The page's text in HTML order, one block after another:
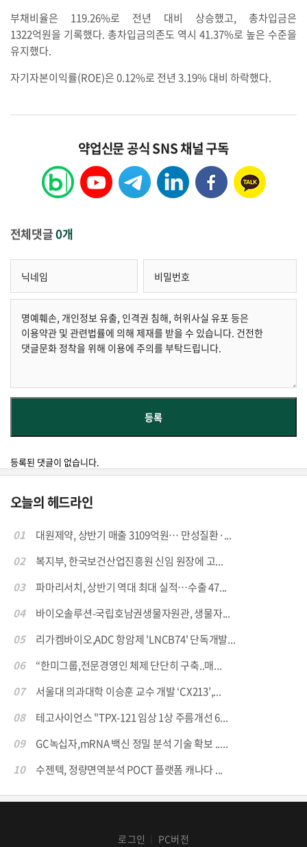
부채비율은 119.26%로 전년 대비 상승했고, 총차입금은
1322억원을 기록했다. 총차입금의존도 역시 41.37%로 높은 수준을
유지했다.
자기자본이익률(ROE)은 0.12%로 전년 3.19% 대비 하락했다.
약업신문 공식 SNS 채널 구독
전체댓글0개
등록된 댓글이 없습니다.
오늘의 헤드라인
01
대원제약, 상반기 매출 3109억원… 만성질환·...
02
복지부, 한국보건산업진흥원 신임 원장에 고...
03
파마리서치, 상반기 역대 최대 실적…수출 47...
04
바이오솔루션-국립호남권생물자원관, 생물자...
05
리가켐바이오,ADC 항암제 'LNCB74' 단독개발...
06
“한미그룹,전문경영인 체제 단단히 구축..매...
07
서울대 의과대학 이승훈 교수 개발 ‘CX213’,...
08
테고사이언스 "TPX-121 임상 1상 주름개선 6...
09
GC녹십자,mRNA 백신 정밀 분석 기술 확보 .....
10
수젠텍, 정량면역분석 POCT 플랫폼 캐나다 ...
로그인 PC버전